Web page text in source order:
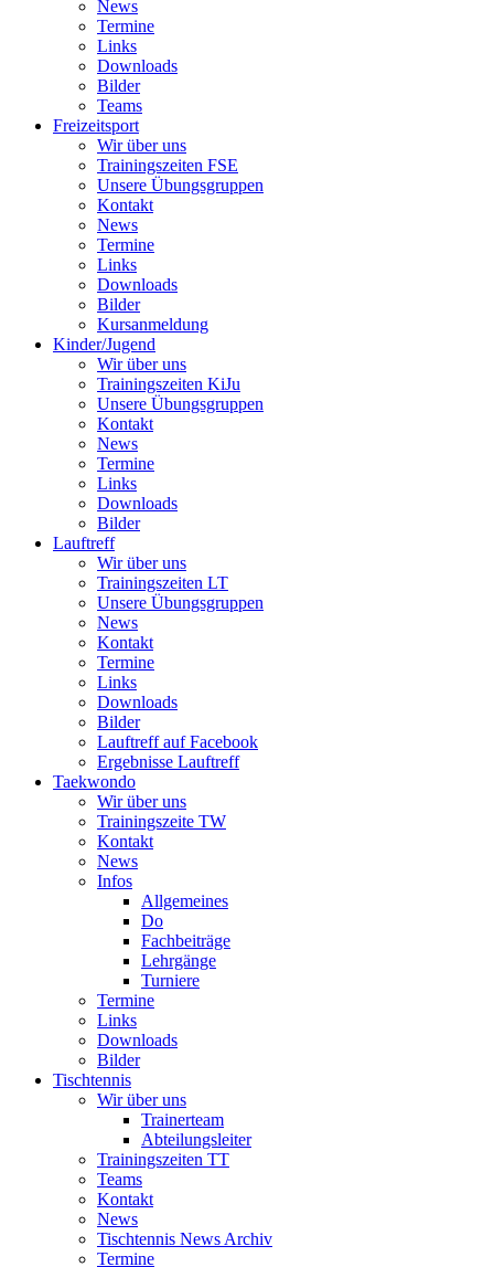
News
Termine
Links
Downloads
Bilder
Teams
Freizeitsport
Wir über uns
Trainingszeiten FSE
Unsere Übungsgruppen
Kontakt
News
Termine
Links
Downloads
Bilder
Kursanmeldung
Kinder/Jugend
Wir über uns
Trainingszeiten KiJu
Unsere Übungsgruppen
Kontakt
News
Termine
Links
Downloads
Bilder
Lauftreff
Wir über uns
Trainingszeiten LT
Unsere Übungsgruppen
News
Kontakt
Termine
Links
Downloads
Bilder
Lauftreff auf Facebook
Ergebnisse Lauftreff
Taekwondo
Wir über uns
Trainingszeite TW
Kontakt
News
Infos
Allgemeines
Do
Fachbeiträge
Lehrgänge
Turniere
Termine
Links
Downloads
Bilder
Tischtennis
Wir über uns
Trainerteam
Abteilungsleiter
Trainingszeiten TT
Teams
Kontakt
News
Tischtennis News Archiv
Termine